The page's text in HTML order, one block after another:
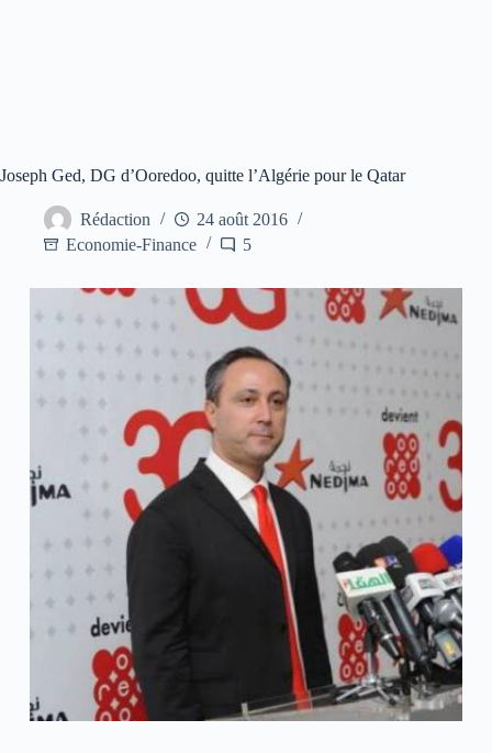
Joseph Ged, DG d’Ooredoo, quitte l’Algérie pour le Qatar
Rédaction
24 août 2016
Economie-Finance
5